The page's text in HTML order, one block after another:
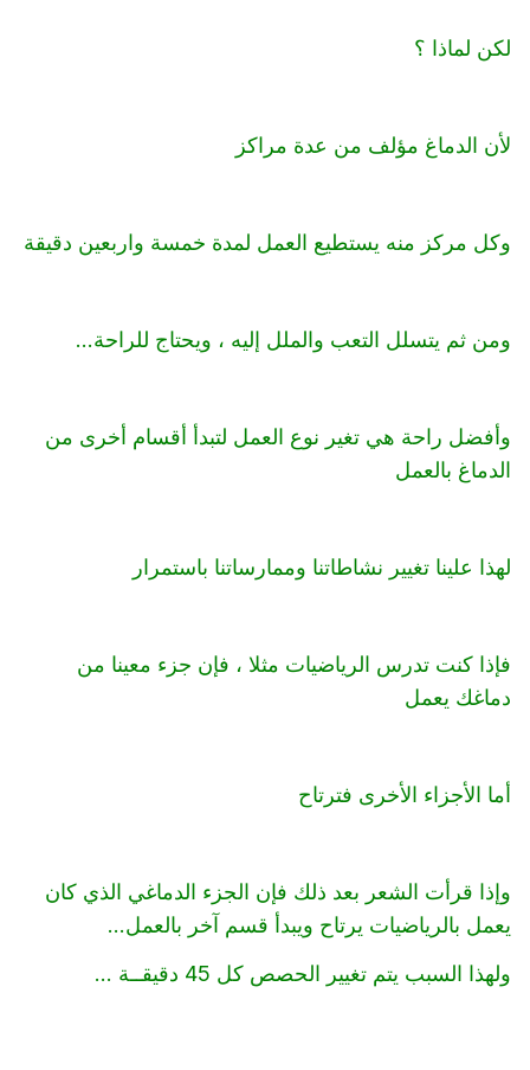
لكن لماذا ؟
لأن الدماغ مؤلف من عدة مراكز
وكل مركز منه يستطيع العمل لمدة خمسة واربعين دقيقة
ومن ثم يتسلل التعب والملل إليه ، ويحتاج للراحة...
وأفضل راحة هي تغير نوع العمل لتبدأ أقسام أخرى من
الدماغ بالعمل
لهذا علينا تغيير نشاطاتنا وممارساتنا باستمرار
فإذا كنت تدرس الرياضيات مثلا ، فإن جزء معينا من
دماغك يعمل
أما الأجزاء الأخرى فترتاح
وإذا قرأت الشعر بعد ذلك فإن الجزء الدماغي الذي كان
يعمل بالرياضيات يرتاح ويبدأ قسم آخر بالعمل...
ولهذا السبب يتم تغيير الحصص كل 45 دقيقــة ...